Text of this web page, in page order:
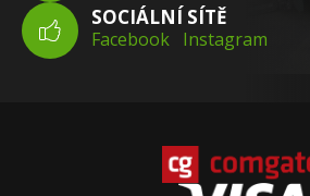
SOCIÁLNÍ SÍTĚ
Facebook Instagram